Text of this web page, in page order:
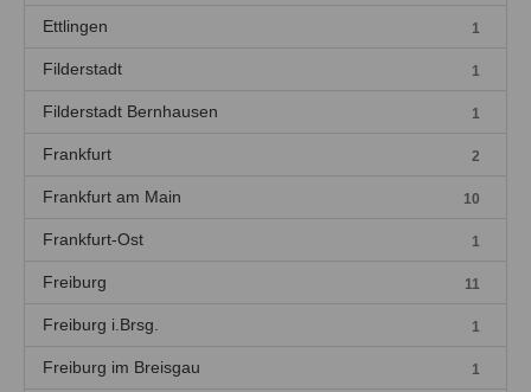
Ettlingen 1
Filderstadt 1
Filderstadt Bernhausen 1
Frankfurt 2
Frankfurt am Main 10
Frankfurt-Ost 1
Freiburg 11
Freiburg i.Brsg. 1
Freiburg im Breisgau 1